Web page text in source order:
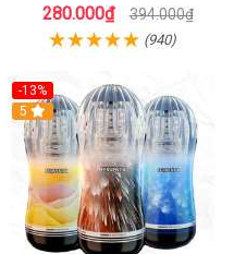
280.000₫ 394.000₫
(940)
-13%
Hot
5